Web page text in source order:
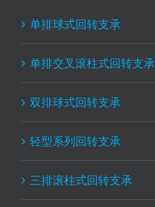
单排球式回转支承
单排交叉滚柱式回转支承
双排球式回转支承
轻型系列回转支承
三排滚柱式回转支承